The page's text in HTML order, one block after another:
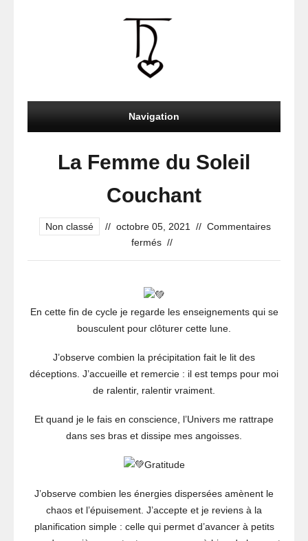
Navigation
La Femme du Soleil
Couchant
Non classé // octobre 05, 2021 // Commentaires
ferméssur
du
//
En cette fin de cycle je regarde les enseignements qui se
bousculent pour clôturer cette lune.
J’observe combien la précipitation fait le lit des
déceptions. J’accueille et remercie : il est temps pour moi
de ralentir, ralentir vraiment.
Et quand je le fais en conscience, l’Univers me rattrape
dans ses bras et dissipe mes angoisses.
Gratitude
J’observe combien les énergies dispersées amènent le
chaos et l’épuisement. J’accepte et je reviens à la
planification simple : celle qui permet d’avancer à petits